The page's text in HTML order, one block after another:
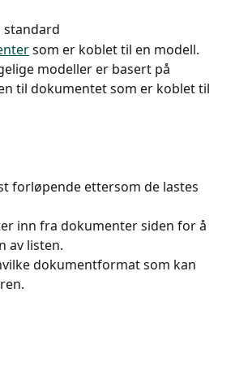
standard
som er koblet til en modell.
modeller er basert på
til dokumentet som er koblet til
forløpende ettersom de lastes
inn fra dokumenter siden for å
av listen.
dokumentformat som kan